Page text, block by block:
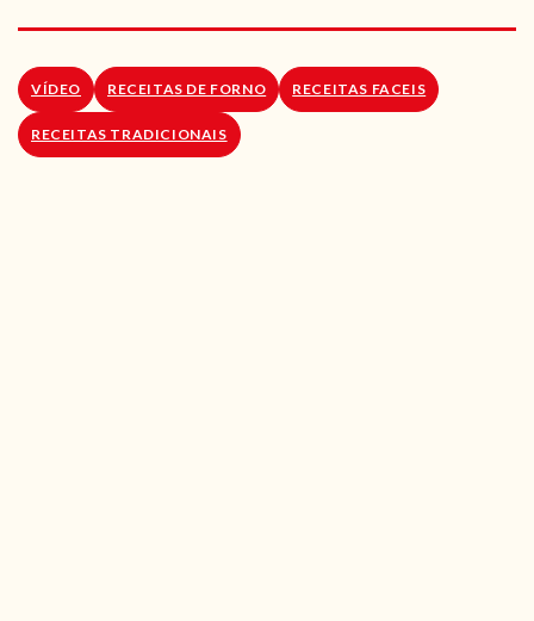
LOJA ONLINE
VÍDEO RECEITAS DE FORNO RECEITAS FACEIS
RECEITAS TRADICIONAIS